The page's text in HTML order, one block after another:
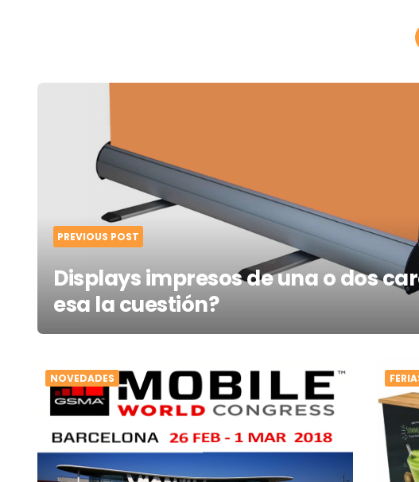
Post
navigation
PREVIOUS POST
Displays impresos de una o dos
esa la cuestión?
NOVEDADES